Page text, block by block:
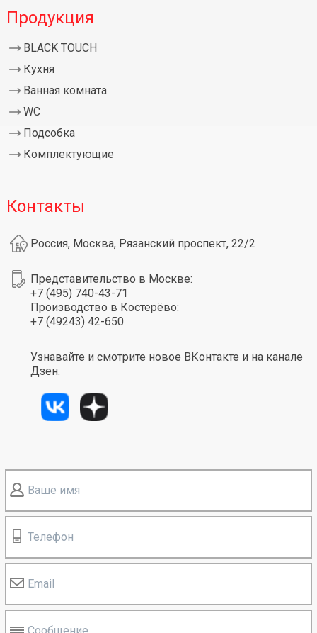
Продукция
BLACK TOUCH
Кухня
Ванная комната
WC
Подсобка
Комплектующие
Контакты
Россия, Москва, Рязанский проспект, 22/2
Представительство в Москве:
+7 (495) 740-43-71
Производство в Костерёво:
+7 (49243) 42-650
Узнавайте и смотрите новое ВКонтакте и на канале
Дзен:
Ваше имя
Телефон
Email